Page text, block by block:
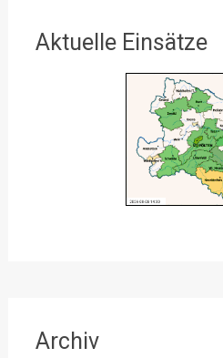
Aktuelle Einsätze
Archiv